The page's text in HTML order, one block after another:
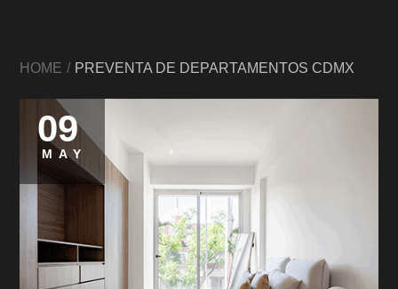
HOME PREVENTA DE DEPARTAMENTOS CDMX
Posted
on
09
MAY